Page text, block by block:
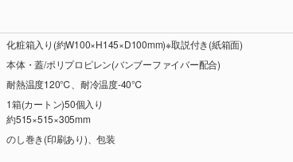
化粧箱入り(約W100×H145×D100mm)※取説付き(紙箱面)
本体・蓋/ポリプロピレン(バンブーファイバー配合)
耐熱温度120℃、耐冷温度-40℃
1箱(カートン)50個入り
約515×515×305mm
のし巻き(印刷あり)、包装